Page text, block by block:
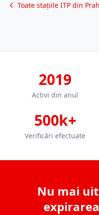
Toate stațiile ITP din
2019
Activi din anul
500k+
Verificări efectuate
Nu mai